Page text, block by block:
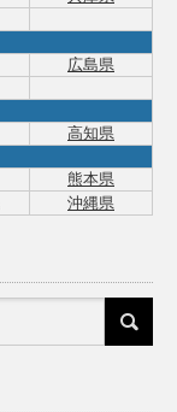
広島県
高知県
熊本県
沖縄県